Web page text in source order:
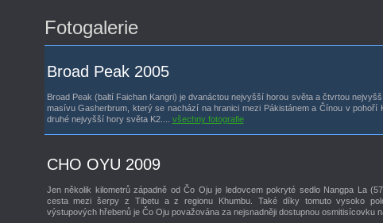
Fotogalerie
Broad Peak 2005
Broad Peak (baltí Faichan Kangri) je dvanáctou nejvyšší horou světa a čtvrtou
masívu Gasherbrum, který se nachází na hranici mezi Pákistánem a Čínou v pohoří
druhé nejvyšší hory světa K2.... všechny fotografie
CHO OYU 2009
Jen několik kilometrů západně od Čo Oju je ledovcem pokryté sedlo Nangpa La
cesta mezi šerpy z Tibetu a z regionu Khumbu. Také díky tomuto vysoko
výstupových hřebenů je Čo Oju považována za nejsnadněji dostupnou osmitisícovku